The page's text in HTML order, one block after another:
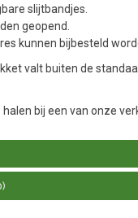
slijtbandjes.
geopend.
kunnen bijbesteld
valt buiten de
bij een van onze